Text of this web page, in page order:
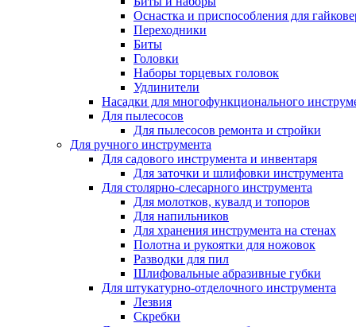
Оснастка и приспособления для
Переходники
Биты
Головки
Наборы торцевых головок
Удлинители
Насадки для многофункционального
Для пылесосов
Для пылесосов ремонта и стройки
Для ручного инструмента
Для садового инструмента и инвентаря
Для заточки и шлифовки инструмента
Для столярно-слесарного инструмента
Для молотков, кувалд и топоров
Для напильников
Для хранения инструмента на стенах
Полотна и рукоятки для ножовок
Разводки для пил
Шлифовальные абразивные губки
Для штукатурно-отделочного инструмента
Лезвия
Скребки